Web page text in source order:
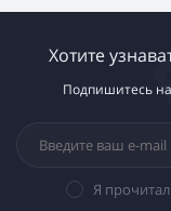
Хотите
Подпишитесь
Я прочитал